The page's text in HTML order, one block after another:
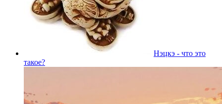
Нэцкэ - что это
такое?